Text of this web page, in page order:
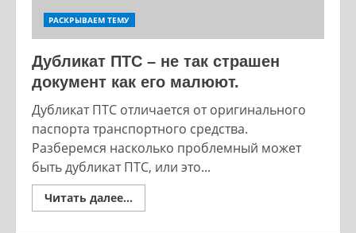
РАСКРЫВАЕМ ТЕМУ
Дубликат ПТС – не так страшен
документ как его малюют.
Дубликат ПТС отличается от оригинального
паспорта транспортного средства.
Разберемся насколько проблемный может
быть дубликат ПТС, или это...
Читать далее...
more